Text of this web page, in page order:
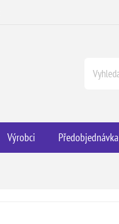
Výrobci Předobjednávka